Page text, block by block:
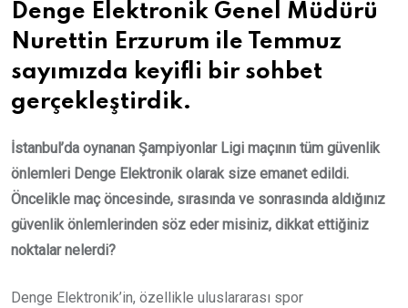
Denge Elektronik Genel Müdürü
Nurettin Erzurum ile Temmuz
sayımızda keyifli bir sohbet
gerçekleştirdik.
İstanbul’da oynanan Şampiyonlar Ligi maçının tüm güvenlik
önlemleri Denge Elektronik olarak size emanet edildi.
Öncelikle maç öncesinde, sırasında ve sonrasında aldığınız
güvenlik önlemlerinden söz eder misiniz, dikkat ettiğiniz
noktalar nelerdi?
Denge Elektronik’in, özellikle uluslararası spor